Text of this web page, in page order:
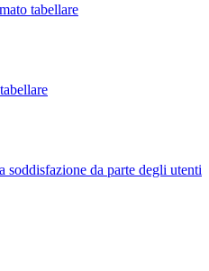
tabellare
soddisfazione da parte degli utenti